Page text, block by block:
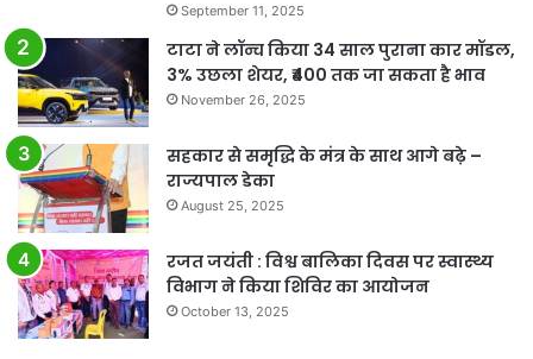
September 11, 2025
टाटा ने लॉन्च किया 34 साल पुराना कार मॉडल,
3% उछला शेयर, ₹400 तक जा सकता है भाव
November 26, 2025
सहकार से समृद्धि के मंत्र के साथ आगे बढ़े –
राज्यपाल डेका
August 25, 2025
रजत जयंती : विश्व बालिका दिवस पर स्वास्थ्य
विभाग ने किया शिविर का आयोजन
October 13, 2025